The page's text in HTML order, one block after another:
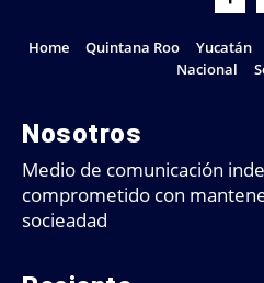
Home Quintana Roo Yucatán
Nacional
Nosotros
Medio de comunicación
comprometido con
socieadad